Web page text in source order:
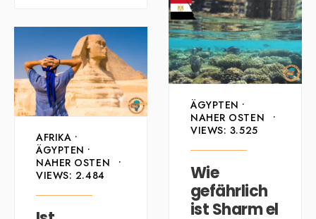
ÄGYPTEN •
NAHER OSTEN
•
VIEWS: 3.525
Wie
gefährlich
ist Sharm el
AFRIKA •
ÄGYPTEN •
NAHER OSTEN
•
VIEWS: 2.484